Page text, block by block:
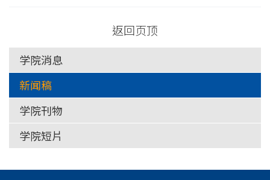
返回页顶
学院消息
新闻稿
学院刊物
学院短片